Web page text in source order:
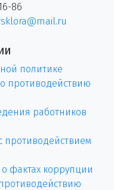
86
политике
противодействию
работников
противодействием
фактах коррупции